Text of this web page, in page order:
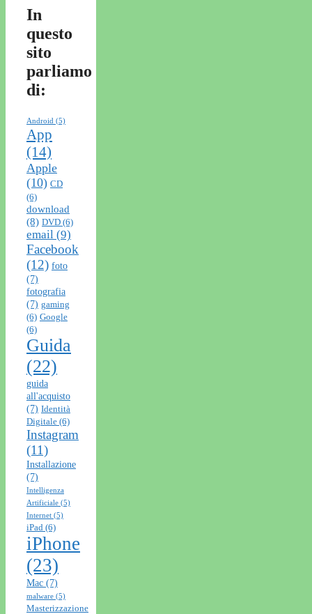
In
questo
sito
parliamo
di:
Android (5)
App
(14)
Apple
(10) CD
(6)
download
(8) DVD (6)
email (9)
Facebook
(12) foto
(7)
fotografia
(7) gaming
(6) Google
(6)
Guida
(22)
guida
all'acquisto
(7) Identità
Digitale (6)
Instagram
(11)
Installazione
(7)
Intelligenza
Artificiale (5)
Internet (5)
iPad (6)
iPhone
(23)
Mac (7)
malware (5)
Masterizzazione